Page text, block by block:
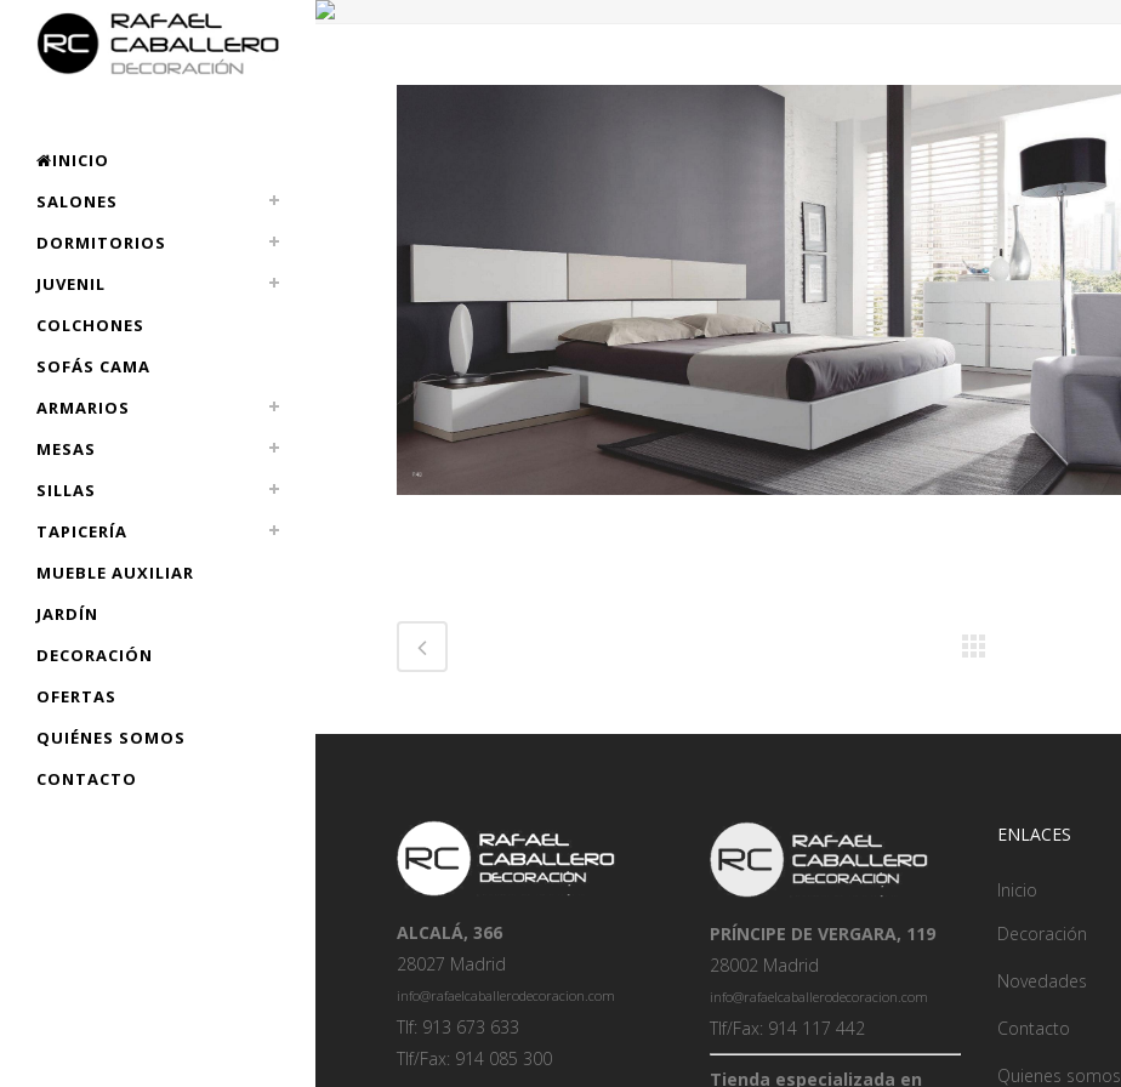
INICIO
SALONES
DORMITORIOS
JUVENIL
COLCHONES
SOFÁS CAMA
ARMARIOS
MESAS
SILLAS
TAPICERÍA
MUEBLE AUXILIAR
JARDÍN
DECORACIÓN
OFERTAS
QUIÉNES SOMOS
CONTACTO
ALCALÁ, 366
28027 Madrid
info@rafaelcaballerodecoracion.com
Tlf: 913 673 633
Tlf/Fax: 914 085 300
PRÍNCIPE DE VERGARA, 119
28002 Madrid
info@rafaelcaballerodecoracion.com
Tlf/Fax: 914 117 442
Tienda especializada en
ENLACES
Inicio
Decoración
Novedades
Contacto
Quienes somos